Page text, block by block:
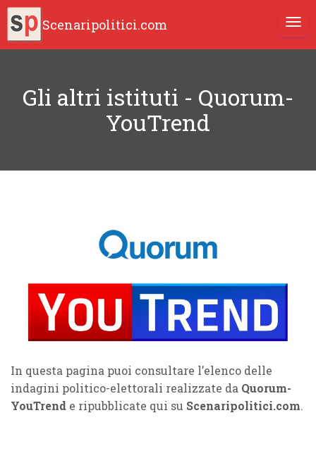
Scenaripolitici.com
Gli altri istituti - Quorum-
YouTrend
In questa pagina puoi consultare l’elenco delle
indagini politico-elettorali realizzate da Quorum-
YouTrend e ripubblicate qui su Scenaripolitici.com.